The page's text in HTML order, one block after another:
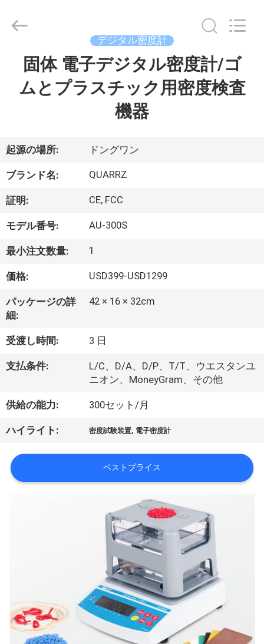
私
達
に
つ
て
旅
行
質
管
に
連
Copyright
Guangdong Hongtuo Instrument Technology Co.,Ltd.
ECER
デジタル密度計
固体 電子デジタル密度計/ゴ
ムとプラスチック用密度検査
機器
起源の場所: ドングワン
ブランド名: QUARRZ
証明: CE, FCC
モデル番号: AU-300S
最小注文数量: 1
価格: USD399-USD1299
パッケージの詳
細:
42 × 16 × 32cm
受渡し時間: 3 日
支払条件:
L/C、D/A、D/P、T/T、ウエスタンユ
ニオン、MoneyGram、その他
供給の能力: 300セット/月
ハイライト: 密度試験装置, 電子密度計
ベストプライス